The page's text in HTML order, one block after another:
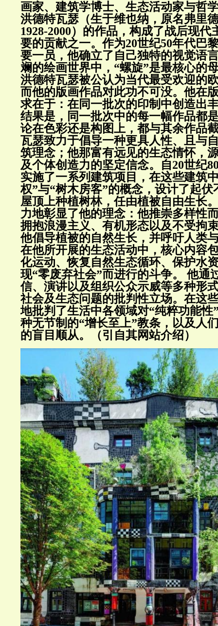
画家、建筑学博士、生态活动家与哲
洪德特瓦瑟（生于维也纳，原名弗里
1928-2000）的作品，构成了战后现代
要的贡献之一。作为20世纪50年代巴
要一员，他确立了自己独特的视觉语
斓的绘画世界中，“螺旋”是最核心的
洪德特瓦瑟被公认为当代最受欢迎的
而他的版画作品对此功不可没。他在
求在于：在同一批次的印制中创造
结果是，同一批次中的每一幅作品都
论在色彩还是构图上，都与其余作品
瓦瑟致力于倡导一种更具人性、且与
筑理念；他那富有远见的生态情怀，
及个体创造力的坚定信念。
自20世纪
实施了一系列建筑项目，在这些建筑
权”与“树木房客”的概念，设计了起
屋顶上种植树林，任由植被自由生长
力地彰显了他的理念：他推崇多样性
拥抱浪漫主义、有机形态以及不受拘
他倡导植被的自然生长，并呼吁人类
在他所开展的生态活动中，核心内容
化运动、恢复自然生态循环、保护水
现“零废弃社会”而进行的斗争。
他通
信、演讲以及组织公众示威等多种形
社会及生态问题的批判性立场。在这
地批判了生活中各领域对“纯粹功能性
种无节制的“增长至上”教条，以及人
的盲目顺从。（引自其网站介绍）